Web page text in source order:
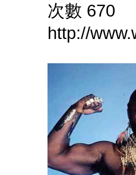
次數 670
http://